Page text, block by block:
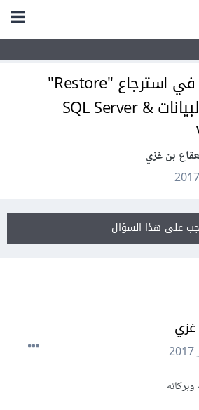
مشكلة في استرجاع "Restore"
قاعدة البيانات SQL Server &
بن غزي
على هذا السؤال